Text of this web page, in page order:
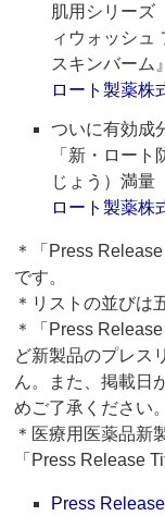
肌用シリーズ
ィウォッシュ
スキンバーム
ロート製薬株
ついに有効成
「新・ロー
じょう）満量
ロート製薬株
＊「Press
です。
＊リストの並びは
＊「Press
ど新製品のプレス
ん。また、掲載日
めご了承ください。
＊医療用医薬品新
「Press Release
Press